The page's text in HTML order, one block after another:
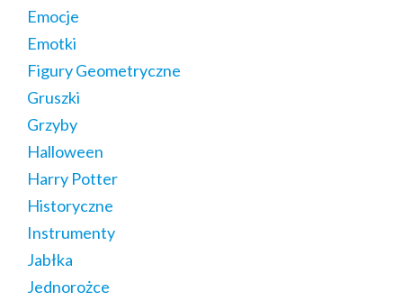
Emocje
Emotki
Figury Geometryczne
Gruszki
Grzyby
Halloween
Harry Potter
Historyczne
Instrumenty
Jabłka
Jednorożce